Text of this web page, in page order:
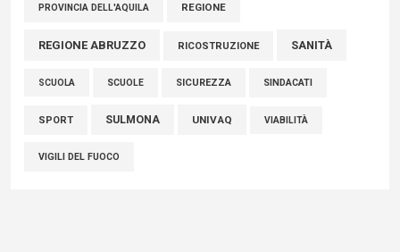
PROVINCIA DELL'AQUILA REGIONE
REGIONE ABRUZZO RICOSTRUZIONE SANITÀ
SCUOLA SCUOLE SICUREZZA SINDACATI
SPORT SULMONA UNIVAQ VIABILITÀ
VIGILI DEL FUOCO